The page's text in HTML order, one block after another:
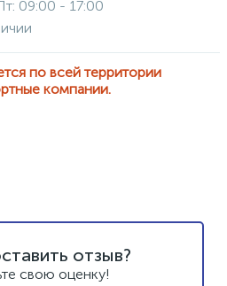
09:00 - 17:00
по всей территории
компании.
отзыв?
свою оценку!